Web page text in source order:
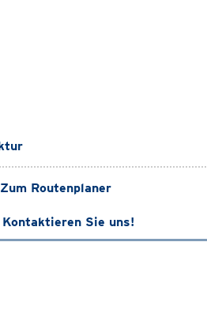
Zum Routenplaner
Kontaktieren Sie uns!